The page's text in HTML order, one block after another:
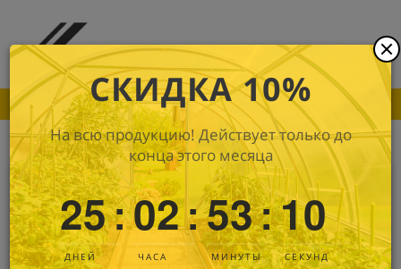
ПОКА ДРУГИЕ ПРОИЗВОДИТЕЛИ
Монолитный поликарбонат Kin
Premium10 мм
В наличии Артикул: 5190
СКИДКА 10%
На всю продукцию! Действует только до
конца этого месяца
25:
ДНЕЙ
02:
ЧАСА
53:
МИНУТЫ
09
СЕКУНД